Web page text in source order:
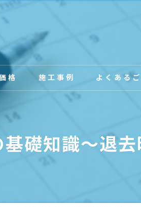
格 施工事例 よくある
礎知識～退